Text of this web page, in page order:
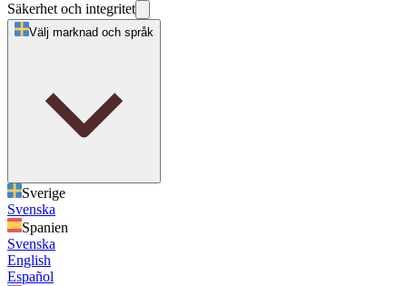
Säkerhet och integritet
Välj marknad och språk
Sverige
Svenska
Spanien
Svenska
English
Español